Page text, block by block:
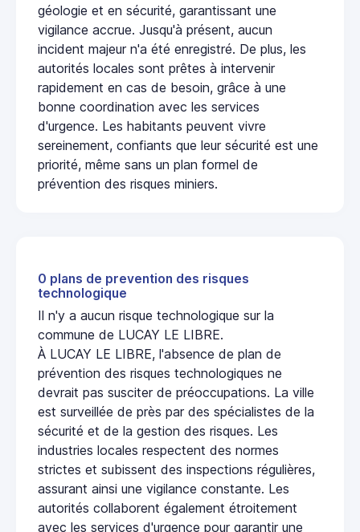
géologie et en sécurité, garantissant une
vigilance accrue. Jusqu'à présent, aucun
incident majeur n'a été enregistré. De plus, les
autorités locales sont prêtes à intervenir
rapidement en cas de besoin, grâce à une
bonne coordination avec les services
d'urgence. Les habitants peuvent vivre
sereinement, confiants que leur sécurité est une
priorité, même sans un plan formel de
prévention des risques miniers.
0 plans de prevention des risques
technologique
Il n'y a aucun risque technologique sur la
commune de LUCAY LE LIBRE.
À LUCAY LE LIBRE, l'absence de plan de
prévention des risques technologiques ne
devrait pas susciter de préoccupations. La ville
est surveillée de près par des spécialistes de la
sécurité et de la gestion des risques. Les
industries locales respectent des normes
strictes et subissent des inspections régulières,
assurant ainsi une vigilance constante. Les
autorités collaborent également étroitement
avec les services d'urgence pour garantir une